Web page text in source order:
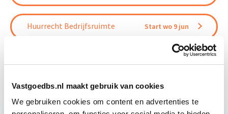
Vastgoedbs.nl maakt gebruik van cookies
We gebruiken cookies om content en advertenties te
Huurrecht Bedrijfsruimte Start wo 9 jun
Start wo 16 sep